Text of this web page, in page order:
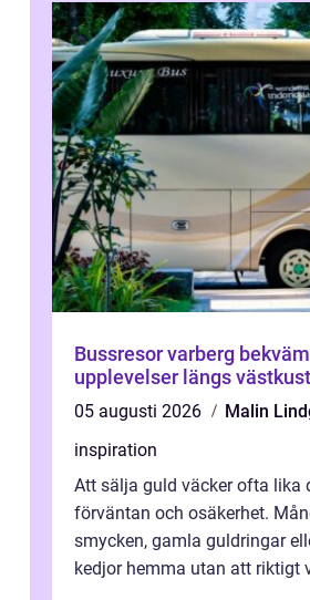
Bussresor varberg bekväma
upplevelser längs
05 augusti 2026
Malin
inspiration
Att sälja guld väcker ofta lika
förväntan och osäkerhet.
smycken, gamla guldringar
kedjor hemma utan att riktigt